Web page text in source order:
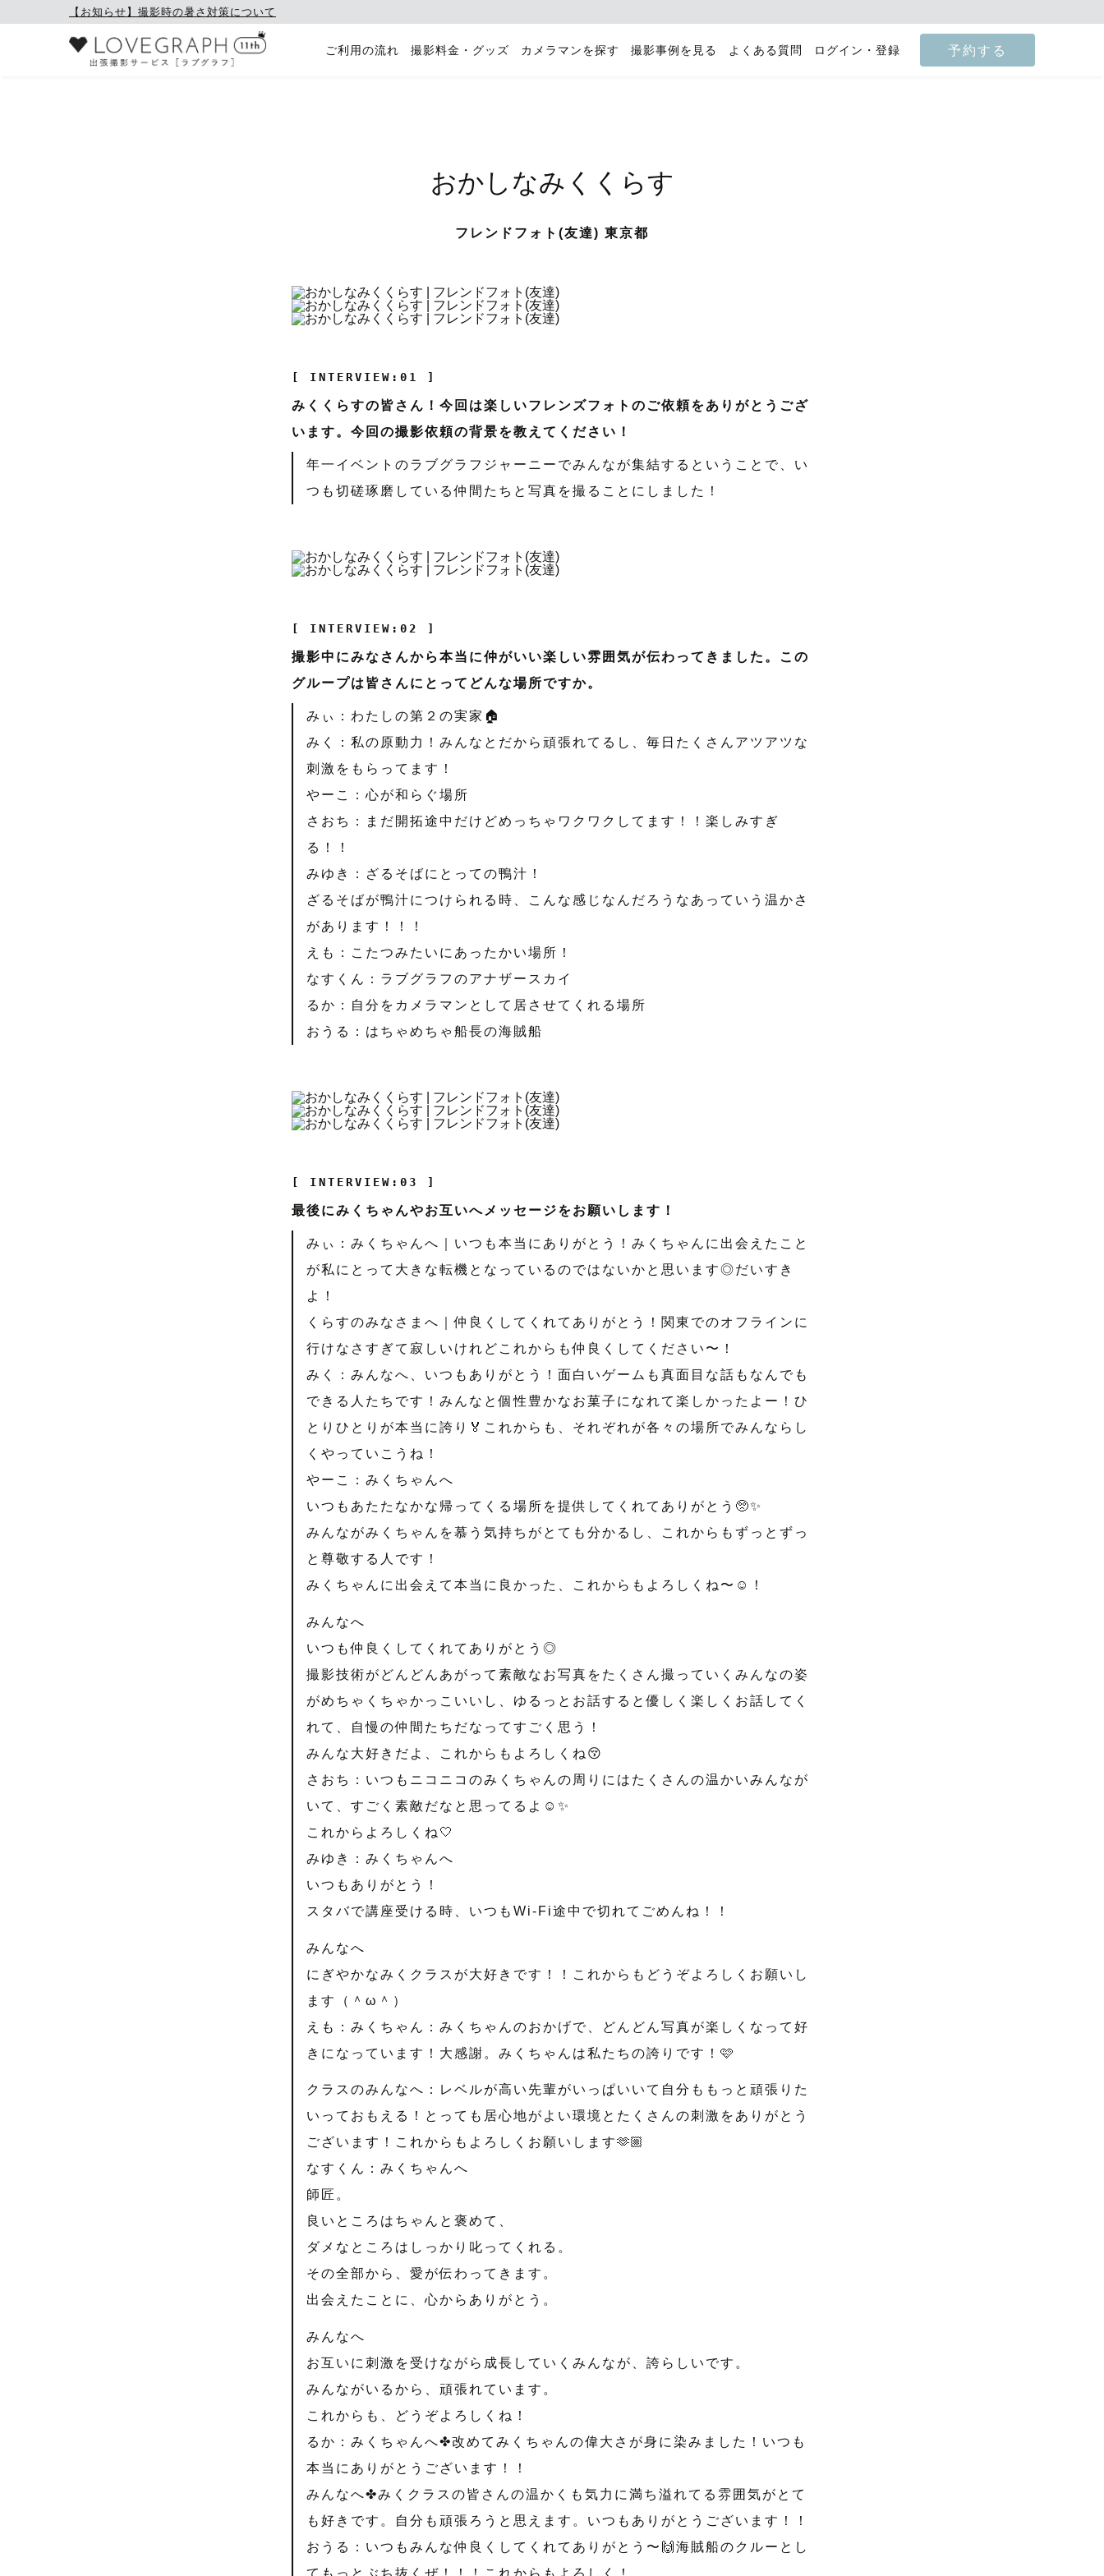
【お知らせ】撮影時の暑さ対策について
ご利用の流れ 撮影料金・グッズ カメラマンを探す 撮影事例を見る よくある質問 ログイン・登録 予約する
おかしなみくくらす
フレンドフォト(友達) 東京都
[ INTERVIEW:01 ]
みくくらすの皆さん！今回は楽しいフレンズフォトのご依頼をありがとうござ
います。今回の撮影依頼の背景を教えてください！
年一イベントのラブグラフジャーニーでみんなが集結するということで、い
つも切磋琢磨している仲間たちと写真を撮ることにしました！
[ INTERVIEW:02 ]
撮影中にみなさんから本当に仲がいい楽しい雰囲気が伝わってきました。この
グループは皆さんにとってどんな場所ですか。
みぃ：わたしの第２の実家🏠
みく：私の原動力！みんなとだから頑張れてるし、毎日たくさんアツアツな
刺激をもらってます！
やーこ：心が和らぐ場所
さおち：まだ開拓途中だけどめっちゃワクワクしてます！！楽しみすぎ
る！！
みゆき：ざるそばにとっての鴨汁！
ざるそばが鴨汁につけられる時、こんな感じなんだろうなあっていう温かさ
があります！！！
えも：こたつみたいにあったかい場所！
なすくん：ラブグラフのアナザースカイ
るか：自分をカメラマンとして居させてくれる場所
おうる：はちゃめちゃ船長の海賊船
[ INTERVIEW:03 ]
最後にみくちゃんやお互いへメッセージをお願いします！
みぃ：みくちゃんへ｜いつも本当にありがとう！みくちゃんに出会えたこと
が私にとって大きな転機となっているのではないかと思います◎だいすき
よ！
くらすのみなさまへ｜仲良くしてくれてありがとう！関東でのオフラインに
行けなさすぎて寂しいけれどこれからも仲良くしてください〜！
みく：みんなへ、いつもありがとう！面白いゲームも真面目な話もなんでも
できる人たちです！みんなと個性豊かなお菓子になれて楽しかったよー！ひ
とりひとりが本当に誇り🏅これからも、それぞれが各々の場所でみんならし
くやっていこうね！
やーこ：みくちゃんへ
いつもあたたなかな帰ってくる場所を提供してくれてありがとう🥺✨️
みんながみくちゃんを慕う気持ちがとても分かるし、これからもずっとずっ
と尊敬する人です！
みくちゃんに出会えて本当に良かった、これからもよろしくね〜☺️！
みんなへ
いつも仲良くしてくれてありがとう◎
撮影技術がどんどんあがって素敵なお写真をたくさん撮っていくみんなの姿
がめちゃくちゃかっこいいし、ゆるっとお話すると優しく楽しくお話してく
れて、自慢の仲間たちだなってすごく思う！
みんな大好きだよ、これからもよろしくね😚
さおち：いつもニコニコのみくちゃんの周りにはたくさんの温かいみんなが
いて、すごく素敵だなと思ってるよ☺️✨
これからよろしくね🤍
みゆき：みくちゃんへ
いつもありがとう！
スタバで講座受ける時、いつもWi-Fi途中で切れてごめんね！！
みんなへ
にぎやかなみくクラスが大好きです！！これからもどうぞよろしくお願いし
ます（＾ω＾）
えも：みくちゃん：みくちゃんのおかげで、どんどん写真が楽しくなって好
きになっています！大感謝。みくちゃんは私たちの誇りです！🩷
クラスのみんなへ：レベルが高い先輩がいっぱいいて自分ももっと頑張りた
いっておもえる！とっても居心地がよい環境とたくさんの刺激をありがとう
ございます！これからもよろしくお願いします🫶🏼
なすくん：みくちゃんへ
師匠。
良いところはちゃんと褒めて、
ダメなところはしっかり叱ってくれる。
その全部から、愛が伝わってきます。
出会えたことに、心からありがとう。
みんなへ
お互いに刺激を受けながら成長していくみんなが、誇らしいです。
みんながいるから、頑張れています。
これからも、どうぞよろしくね！
るか：みくちゃんへ✤改めてみくちゃんの偉大さが身に染みました！いつも
本当にありがとうございます！！
みんなへ✤みくクラスの皆さんの温かくも気力に満ち溢れてる雰囲気がとて
も好きです。自分も頑張ろうと思えます。いつもありがとうございます！！
おうる：いつもみんな仲良くしてくれてありがとう〜🙌海賊船のクルーとし